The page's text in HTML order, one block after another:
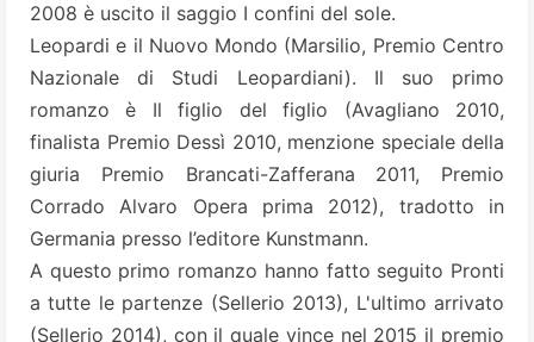
2008 è uscito il saggio I confini del sole.
Leopardi e il Nuovo Mondo (Marsilio, Premio Centro
Nazionale di Studi Leopardiani). Il suo primo
romanzo è Il figlio del figlio (Avagliano 2010,
finalista Premio Dessì 2010, menzione speciale della
giuria Premio Brancati-Zafferana 2011, Premio
Corrado Alvaro Opera prima 2012), tradotto in
Germania presso l’editore Kunstmann.
A questo primo romanzo hanno fatto seguito Pronti
a tutte le partenze (Sellerio 2013), L'ultimo arrivato
(Sellerio 2014), con il quale vince nel 2015 il premio